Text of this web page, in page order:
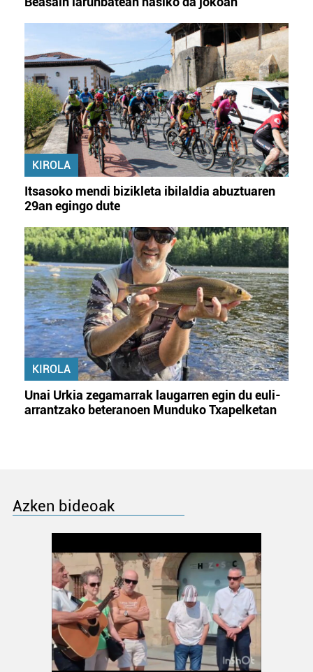
KIROLA
Itsasoko mendi bizikleta ibilaldia abuztuaren
29an egingo dute
KIROLA
Unai Urkia zegamarrak laugarren egin du euli-
arrantzako beteranoen Munduko Txapelketan
Azken bideoak